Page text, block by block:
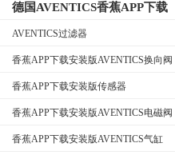
德国AVENTICS香蕉APP下载
安装版
AVENTICS过滤器
香蕉APP下载安装版AVENTICS换向阀
香蕉APP下载安装版传感器
香蕉APP下载安装版AVENTICS电磁阀
香蕉APP下载安装版AVENTICS气缸